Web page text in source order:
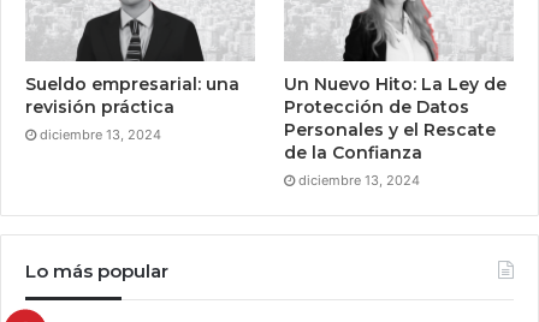
Sueldo empresarial: una
revisión práctica
diciembre 13, 2024
Un Nuevo Hito: La Ley de
Protección de Datos
Personales y el Rescate
de la Confianza
diciembre 13, 2024
Lo más popular